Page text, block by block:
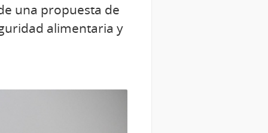
una propuesta de
alimentaria y